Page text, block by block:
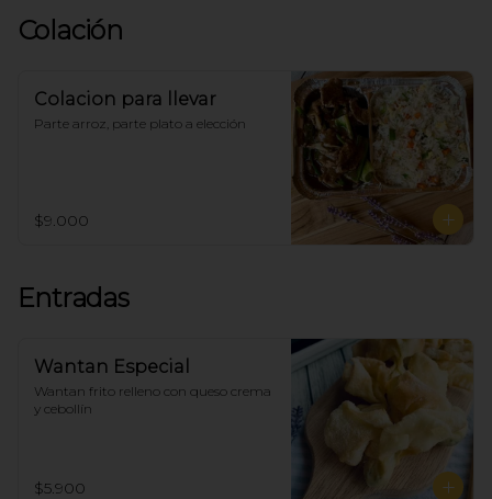
Colación
Colacion para llevar
Parte arroz, parte plato a elección
$9.000
Entradas
Wantan Especial
Wantan frito relleno con queso crema
y cebollín
$5.900